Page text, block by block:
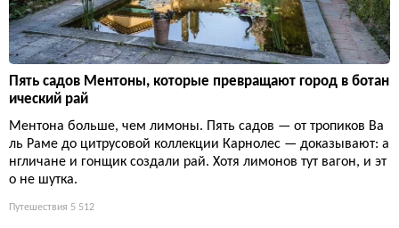
Пять садов Ментоны, которые превращают город в ботан
ический рай
Ментона больше, чем лимоны. Пять садов — от тропиков Ва
ль Раме до цитрусовой коллекции Карнолес — доказывают: а
нгличане и гонщик создали рай. Хотя лимонов тут вагон, и эт
о не шутка.
Путешествия 5 512